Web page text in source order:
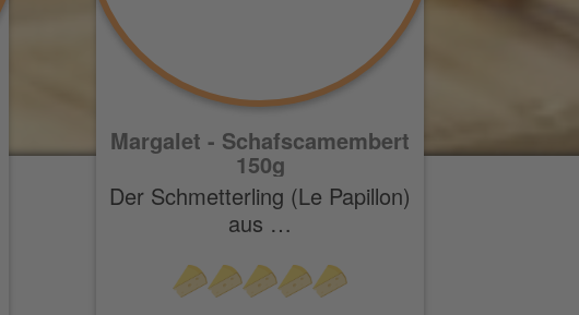
Margalet - Schafscamembert
150g
Der Schmetterling (Le Papillon)
aus …